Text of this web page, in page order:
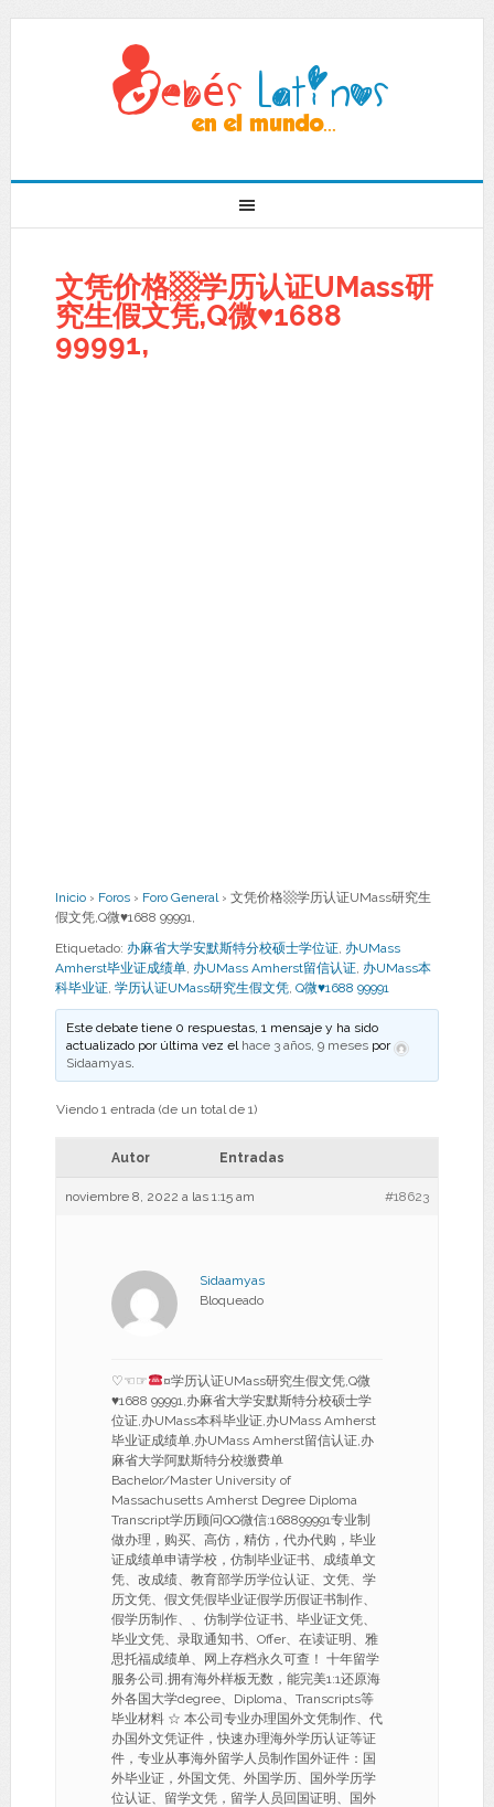
文凭价格▩学历认证UMass研
究生假文凭,Q微♥1688
99991,
Inicio › Foros › Foro General › 文凭价格▩学历认证UMass研究生
假文凭,Q微♥1688 99991,
Etiquetado: 办麻省大学安默斯特分校硕士学位证, 办UMass
Amherst毕业证成绩单, 办UMass Amherst留信认证, 办UMass本
科毕业证, 学历认证UMass研究生假文凭, Q微♥1688 99991
Este debate tiene 0 respuestas, 1 mensaje y ha sido
actualizado por última vez el hace 3 años, 9 meses por
Sidaamyas.
Viendo 1 entrada (de un total de 1)
Autor Entradas
noviembre 8, 2022 a las 1:15 am #18623
Sidaamyas
Bloqueado
♡☜☞
¤学历认证UMass研究生假文凭,Q微
♥1688 99991,办麻省大学安默斯特分校硕士学
位证,办UMass本科毕业证,办UMass Amherst
毕业证成绩单,办UMass Amherst留信认证,办
麻省大学阿默斯特分校缴费单
Bachelor/Master University of
Massachusetts Amherst Degree Diploma
Transcript学历顾问QQ微信:168899991专业制
做办理，购买、高仿，精仿，代办代购，毕业
证成绩单申请学校，仿制毕业证书、成绩单文
凭、改成绩、教育部学历学位认证、文凭、学
历文凭、假文凭假毕业证假学历假证书制作、
假学历制作、、仿制学位证书、毕业证文凭、
毕业文凭、录取通知书、Offer、在读证明、雅
思托福成绩单、网上存档永久可查！ 十年留学
服务公司,拥有海外样板无数，能完美1:1还原海
外各国大学degree、Diploma、Transcripts等
毕业材料 ☆ 本公司专业办理国外文凭制作、代
办国外文凭证件，快速办理海外学历认证等证
件，专业从事海外留学人员制作国外证件：国
外毕业证，外国文凭、外国学历、国外学历学
位认证、留学文凭，留学人员回国证明、国外